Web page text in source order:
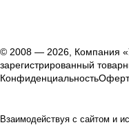
© 2008 — 2026, Компания
зарегистрированный
Конфиденциальность
Взаимодействуя с сайтом и